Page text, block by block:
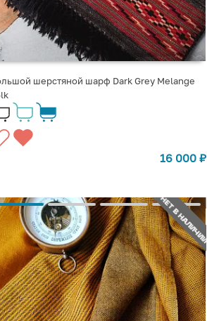
шерстяной шарф Dark Grey Melange
16 000 ₽
НЕТ В НАЛИЧИИ